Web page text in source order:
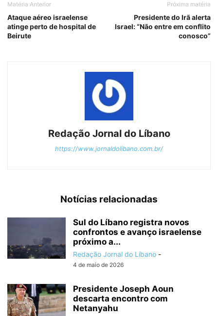
Matéria Anterior
Ataque aéreo israelense
atinge perto de hospital de
Beirute
Próxima matéria
Presidente do Irã alerta
Israel: “Não entre em conflito
conosco”
Redação Jornal do Líbano
https://www.jornaldolibano.com.br/
Notícias relacionadas
Sul do Líbano registra novos
confrontos e avanço israelense
próximo a...
Redação Jornal do Líbano -
4 de maio de 2026
Presidente Joseph Aoun
descarta encontro com
Netanyahu